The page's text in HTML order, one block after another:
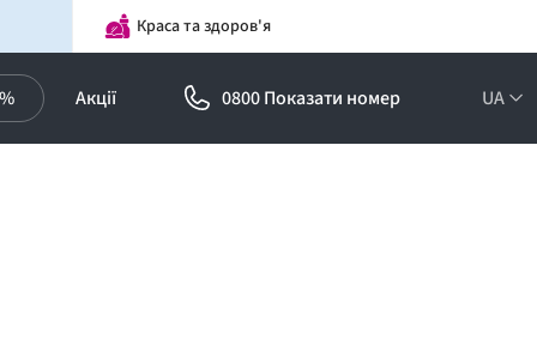
Краса та здоров'я
Акції 0800 Показати номер UA